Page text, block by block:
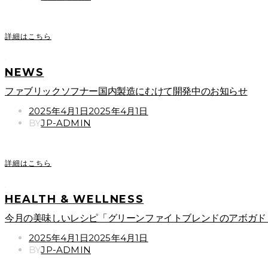
詳細はこちら
NEWS
ファブリックソフナー国内製造にむけて開発中のお知らせ
POSTED
ON
2025年4月1日2025年4月1日
BYJP-ADMIN
詳細はこちら
HEALTH & WELLNESS
今月の美味しいレシピ「グリーンファイトブレンドのアボガド
POSTED
ON
2025年4月1日2025年4月1日
BYJP-ADMIN